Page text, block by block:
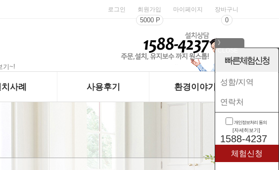
로그인 회원가입
5000 P
마이페이지 장바구니
0
기~!
사례
사용후기 환경이야기
》
빠른체험신청
개인정보처리 동의
[자세히보기]
1588-4237